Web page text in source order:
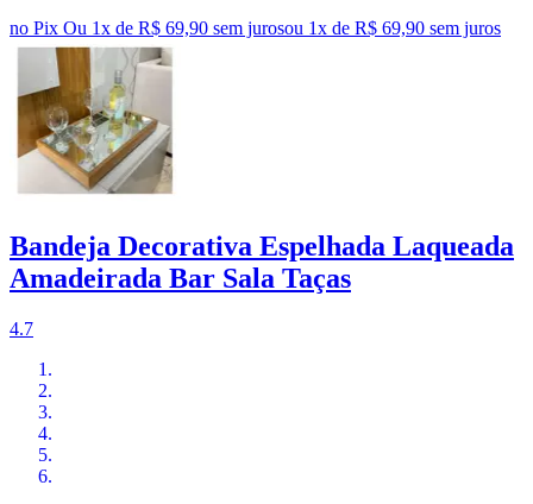
no Pix Ou 1x de R$ 69,90 sem jurosou 1x de R$ 69,90 sem juros
Bandeja Decorativa Espelhada Laqueada
Amadeirada Bar Sala Taças
4.7